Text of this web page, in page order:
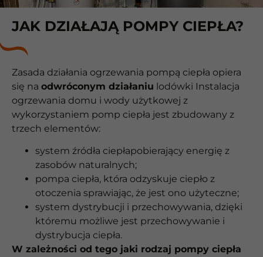
JAK DZIAŁAJĄ POMPY CIEPŁA?
Zasada działania ogrzewania pompą ciepła opiera
się na odwróconym działaniu lodówki Instalacja
ogrzewania domu i wody użytkowej z
wykorzystaniem pomp ciepła jest zbudowany z
trzech elementów:
system źródła ciepłapobierający energię z
zasobów naturalnych;
pompa ciepła, która odzyskuje ciepło z
otoczenia sprawiając, że jest ono użyteczne;
system dystrybucji i przechowywania, dzięki
któremu możliwe jest przechowywanie i
dystrybucja ciepła.
W zależności od tego jaki rodzaj pompy ciepła